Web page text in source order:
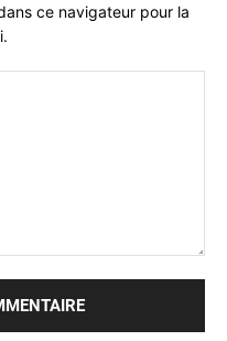
ce navigateur pour la